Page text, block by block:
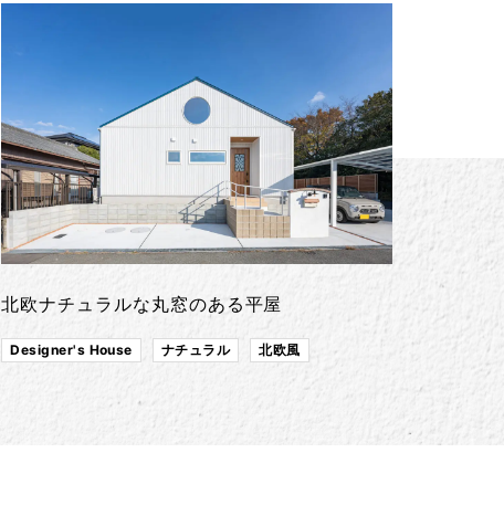
北欧ナチュラルな丸窓のある平屋
Designer's House ナチュラル 北欧風